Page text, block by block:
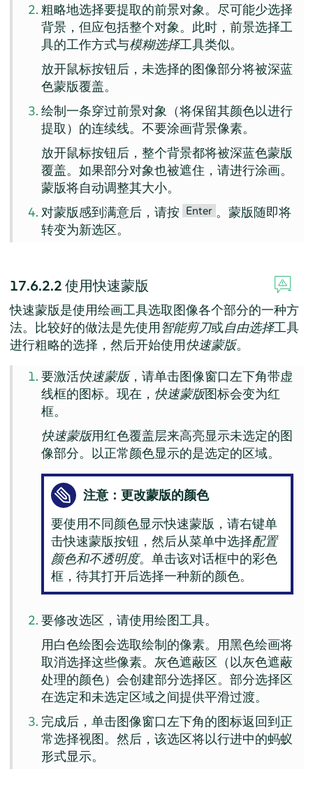
粗略地选择要提取的前景对象。尽可能少选择
背景，但应包括整个对象。此时，前景选择工
具的工作方式与模糊选择工具类似。
放开鼠标按钮后，未选择的图像部分将被深蓝
色蒙版覆盖。
绘制一条穿过前景对象（将保留其颜色以进行
提取）的连续线。不要涂画背景像素。
放开鼠标按钮后，整个背景都将被深蓝色蒙版
覆盖。如果部分对象也被遮住，请进行涂画。
蒙版将自动调整其大小。
对蒙版感到满意后，请按 Enter 。蒙版随即将
转变为新选区。
17.6.2.2使用快速蒙版
快速蒙版是使用绘画工具选取图像各个部分的一种方
法。比较好的做法是先使用智能剪刀或自由选择工具
进行粗略的选择，然后开始使用快速蒙版。
要激活快速蒙版，请单击图像窗口左下角带虚
线框的图标。现在， 快速蒙版图标会变为红
框。
快速蒙版用红色覆盖层来高亮显示未选定的图
像部分。以正常颜色显示的是选定的区域。
注意：更改蒙版的颜色
要使用不同颜色显示快速蒙版，请右键单
击快速蒙版按钮，然后从菜单中选择配置
颜色和不透明度。单击该对话框中的彩色
框，待其打开后选择一种新的颜色。
要修改选区，请使用绘图工具。
用白色绘图会选取绘制的像素。用黑色绘画将
取消选择这些像素。灰色遮蔽区（以灰色遮蔽
处理的颜色）会创建部分选择区。部分选择区
在选定和未选定区域之间提供平滑过渡。
完成后，单击图像窗口左下角的图标返回到正
常选择视图。然后，该选区将以行进中的蚂蚁
形式显示。